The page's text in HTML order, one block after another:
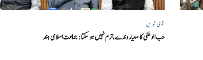
قومی خبریں
حب الوطنی کا معیار وندے ماترم نہیں ہو سکتا : جماعت اسلامی ہند